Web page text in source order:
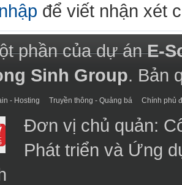
để viết nhận xét
phần của dự ánE-
Sinh Group. Bản
- Hosting Truyền thông - Quảng bá Chính phủ
Đơn vị chủ quản:
Phát triển và Ứng